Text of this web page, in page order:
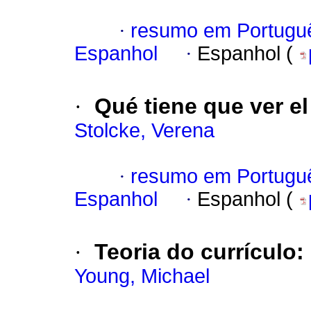
· resumo em
Espanhol
· Espanhol (
· Qué tiene que ver
Stolcke, Verena
· resumo em
Espanhol
· Espanhol (
· Teoria do currículo:
Young, Michael